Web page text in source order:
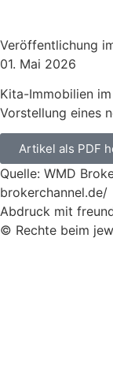
Veröffentlichung
01. Mai 2026
Kita-Immobilien
Vorstellung eines
Artikel als PDF
Quelle: WMD
brokerchannel.de/
Abdruck mit
© Rechte beim